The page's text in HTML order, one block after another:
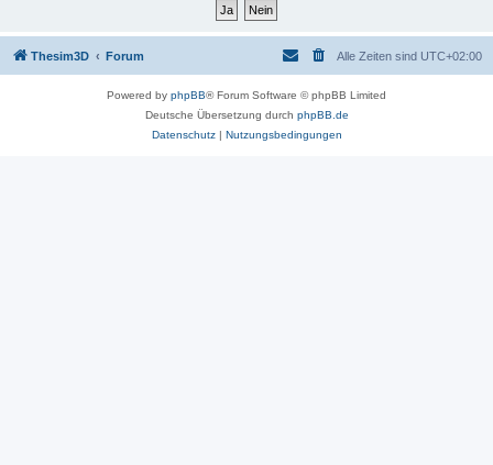
Thesim3D Forum Alle Zeiten sind UTC+02:00
Powered by phpBB® Forum Software © phpBB Limited
Deutsche Übersetzung durch phpBB.de
Datenschutz| Nutzungsbedingungen